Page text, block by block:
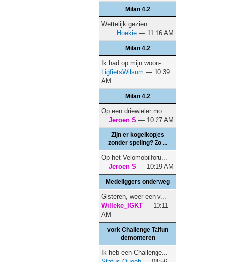
Milan 4.2
Wettelijk gezien.....
Hoekie — 11:16 AM
Milan 4.2
Ik had op mijn woon-...
LigfietsWilsum — 10:39
AM
Milan 4.2
Op een driewieler mo...
Jeroen S — 10:27 AM
Zijn er kogelkopjes
zonder speling? Zo ...
Op het Velomobilforu...
Jeroen S — 10:19 AM
Medeliggers onderweg
Gisteren, weer een v...
Willeke_IGKT — 10:11
AM
vork Challenge Taifun
demonteren
Ik heb een Challenge...